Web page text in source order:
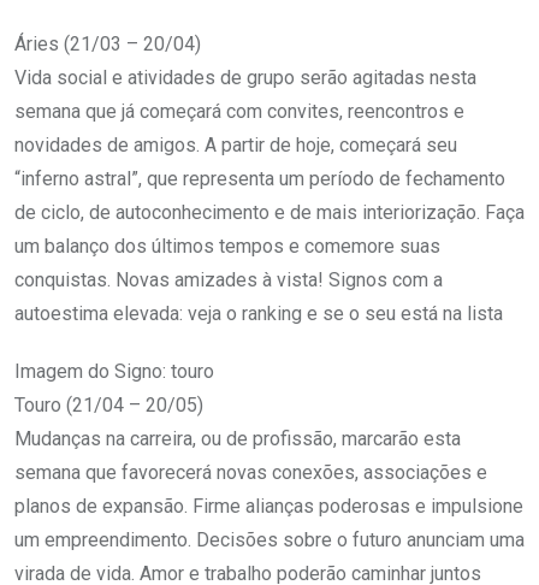
Áries (21/03 – 20/04)
Vida social e atividades de grupo serão agitadas nesta
semana que já começará com convites, reencontros e
novidades de amigos. A partir de hoje, começará seu
“inferno astral”, que representa um período de fechamento
de ciclo, de autoconhecimento e de mais interiorização. Faça
um balanço dos últimos tempos e comemore suas
conquistas. Novas amizades à vista! Signos com a
autoestima elevada: veja o ranking e se o seu está na lista
Imagem do Signo: touro
Touro (21/04 – 20/05)
Mudanças na carreira, ou de profissão, marcarão esta
semana que favorecerá novas conexões, associações e
planos de expansão. Firme alianças poderosas e impulsione
um empreendimento. Decisões sobre o futuro anunciam uma
virada de vida. Amor e trabalho poderão caminhar juntos